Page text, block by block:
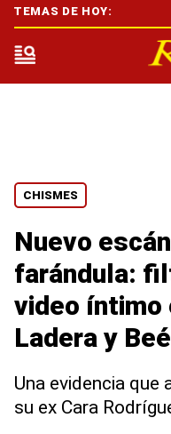
CHISMES
Nuevo
farándula:
video
Ladera y
Una evidencia
su ex Cara
TEMAS DE HOY: